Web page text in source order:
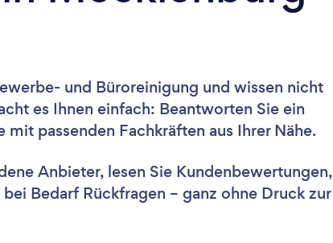
und Büroreinigung und wissen nicht
es Ihnen einfach: Beantworten Sie ein
passenden Fachkräften aus Ihrer Nähe.
Anbieter, lesen Sie Kundenbewertungen,
Bedarf Rückfragen – ganz ohne Druck zur